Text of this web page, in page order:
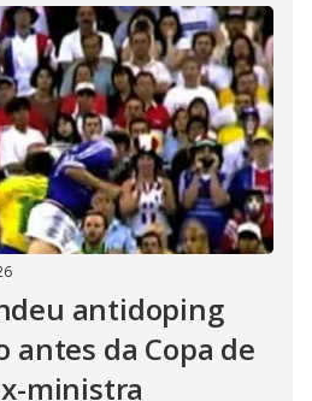
antidoping
antes da Copa de
ministra